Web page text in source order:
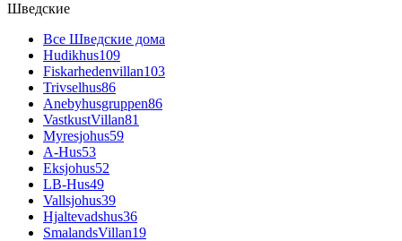
Шведские
Все Шведские дома
Hudikhus109
Fiskarhedenvillan103
Trivselhus86
Anebyhusgruppen86
VastkustVillan81
Myresjohus59
A-Hus53
Eksjohus52
LB-Hus49
Vallsjohus39
Hjaltevadshus36
SmalandsVillan19